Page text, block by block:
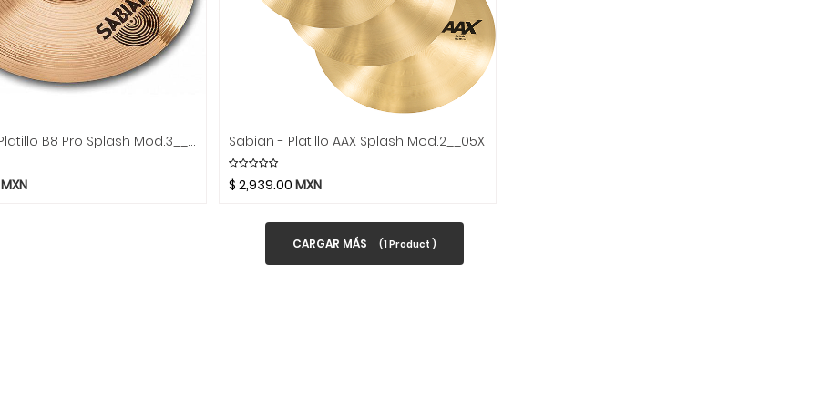
Sabian - Platillo B8 Pro Splash Mod.3__05B
MXN
Sabian - Platillo AAX Splash Mod.2__05X
$ 2,939.00 MXN
CARGAR MÁS (1Product )